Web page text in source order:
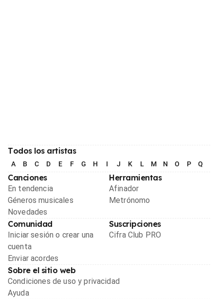
Todos los artistas
A B C D E F G H I J K L M N O P Q
Canciones
En tendencia
Géneros musicales
Novedades
Herramientas
Afinador
Metrónomo
Comunidad
Iniciar sesión o crear una
cuenta
Enviar acordes
Suscripciones
Cifra Club PRO
Sobre el sitio web
Condiciones de uso y privacidad
Ayuda